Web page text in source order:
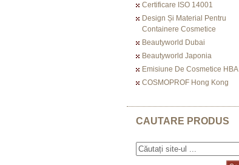
Certificare ISO 14001
Design Și Material Pentru
Containere Cosmetice
Beautyworld Dubai
Beautyworld Japonia
Emisiune De Cosmetice HBA
COSMOPROF Hong Kong
CAUTARE PRODUS